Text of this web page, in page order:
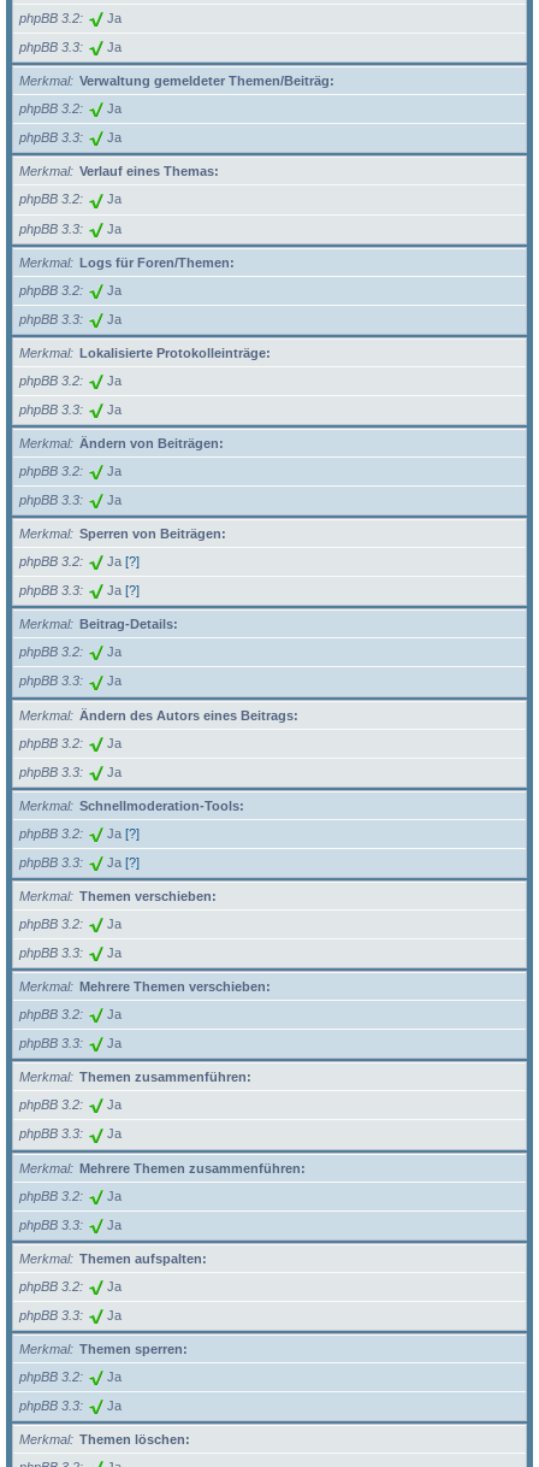
phpBB 3.2
Ja
phpBB 3.3 Ja
Merkmal
Verwaltung gemeldeter Themen/Beiträg:
phpBB 3.2
Ja
phpBB 3.3 Ja
Merkmal
Verlauf eines Themas:
phpBB 3.2
Ja
phpBB 3.3 Ja
Merkmal
Logs für Foren/Themen:
phpBB 3.2
Ja
phpBB 3.3 Ja
Merkmal
Lokalisierte Protokolleinträge:
phpBB 3.2
Ja
phpBB 3.3 Ja
Merkmal
Ändern von Beiträgen:
phpBB 3.2
Ja
phpBB 3.3 Ja
Merkmal
Sperren von Beiträgen:
phpBB 3.2
Ja [?]
phpBB 3.3 Ja [?]
Merkmal
Beitrag-Details:
phpBB 3.2
Ja
phpBB 3.3 Ja
Merkmal
Ändern des Autors eines Beitrags:
phpBB 3.2
Ja
phpBB 3.3 Ja
Merkmal
Schnellmoderation-Tools:
phpBB 3.2
Ja [?]
phpBB 3.3 Ja [?]
Merkmal
Themen verschieben:
phpBB 3.2
Ja
phpBB 3.3 Ja
Merkmal
Mehrere Themen verschieben:
phpBB 3.2
Ja
phpBB 3.3 Ja
Merkmal
Themen zusammenführen:
phpBB 3.2
Ja
phpBB 3.3 Ja
Merkmal
Mehrere Themen zusammenführen:
phpBB 3.2
Ja
phpBB 3.3 Ja
Merkmal
Themen aufspalten:
phpBB 3.2
Ja
phpBB 3.3 Ja
Merkmal
Themen sperren:
phpBB 3.2
Ja
phpBB 3.3 Ja
Merkmal
Themen löschen: